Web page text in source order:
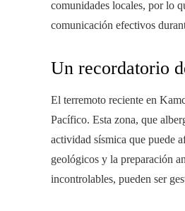
comunidades locales, por lo
comunicación efectivos
Un recordatorio
El terremoto reciente en
Pacífico. Esta zona, que
actividad sísmica que puede
geológicos y la preparación
incontrolables, pueden ser